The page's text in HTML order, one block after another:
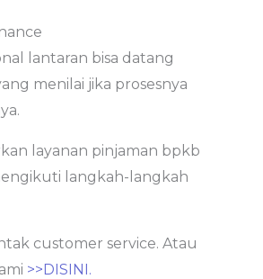
lantaran bisa datang
menilai jika prosesnya
layanan pinjaman bpkb
langkah-langkah
customer service. Atau
>>DISINI.